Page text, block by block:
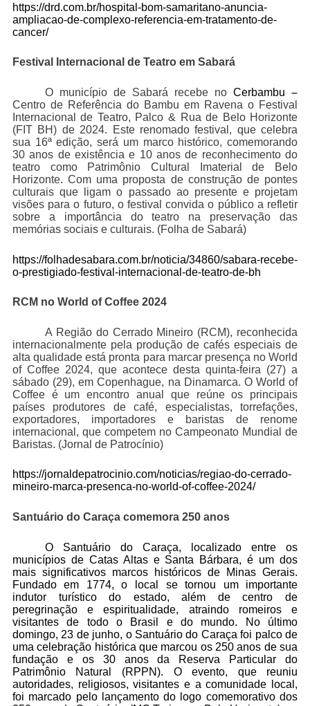
https://drd.com.br/hospital-bom-samaritano-anuncia-
ampliacao-de-complexo-referencia-em-tratamento-de-
cancer/
Festival Internacional de Teatro em Sabará
O município de Sabará recebe noCerbambu –
Centro de Referência do Bambu em Ravena o Festival
Internacional de Teatro, Palco & Rua de Belo Horizonte
(FIT BH) de 2024. Este renomado festival, que celebra
sua 16ª edição, será um marco histórico, comemorando
30 anos de existência e 10 anos de reconhecimento do
teatro como Patrimônio Cultural Imaterial de Belo
Horizonte. Com uma proposta de construção de pontes
culturais que ligam o passado ao presente e projetam
visões para o futuro, o festival convida o público a refletir
sobre a importância do teatro na preservação das
memórias sociais e culturais. (Folha de Sabará)
https://folhadesabara.com.br/noticia/34860/sabara-recebe-
o-prestigiado-festival-internacional-de-teatro-de-bh
RCM no World of Coffee 2024
A Região do Cerrado Mineiro (RCM), reconhecida
internacionalmente pela produção de cafés especiais de
alta qualidade está pronta para marcar presença no World
of Coffee 2024, que acontece desta quinta-feira (27) a
sábado (29), em Copenhague, na Dinamarca. O World of
Coffee é um encontro anual que reúne os principais
países produtores de café, especialistas, torrefações,
exportadores, importadores e baristas de renome
internacional, que competem no Campeonato Mundial de
Baristas. (Jornal de Patrocínio)
https://jornaldepatrocinio.com/noticias/regiao-do-cerrado-
mineiro-marca-presenca-no-world-of-coffee-2024/
Santuário do Caraça comemora 250 anos
O Santuário do Caraça, localizado entre os
municípios de Catas Altas e Santa Bárbara, é um dos
mais significativos marcos históricos de Minas Gerais.
Fundado em 1774, o local se tornou um importante
indutor turístico do estado, além de centro de
peregrinação e espiritualidade, atraindo romeiros e
visitantes de todo o Brasil e do mundo. No último
domingo, 23 de junho, o Santuário do Caraça foi palco de
uma celebração histórica que marcou os 250 anos de sua
fundação e os 30 anos da Reserva Particular do
Patrimônio Natural (RPPN). O evento, que reuniu
autoridades, religiosos, visitantes e a comunidade local,
foi marcado pelo lançamento do logo comemorativo dos